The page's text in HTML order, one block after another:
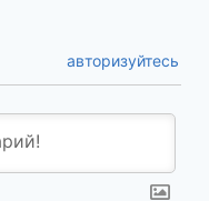
авторизуйтесь